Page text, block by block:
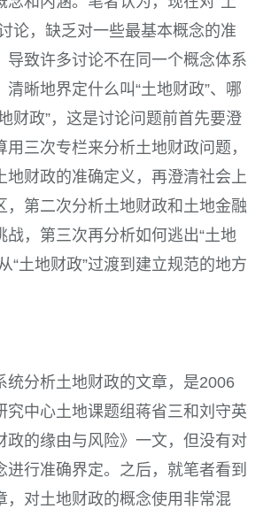
论，缺乏对一些最基本概念的准
导致许多讨论不在同一个概念体系
清晰地界定什么叫“土地财政”、哪
财政”，这是讨论问题前首先要澄
用三次专栏来分析土地财政问题，
地财政的准确定义，再澄清社会上
，第二次分析土地财政和土地金融
战，第三次再分析如何逃出“土地
“土地财政”过渡到建立规范的地方
统分析土地财政的文章，是2006
究中心土地课题组蒋省三和刘守英
政的缘由与风险》一文，但没有对
进行准确界定。之后，就笔者看到
，对土地财政的概念使用非常混